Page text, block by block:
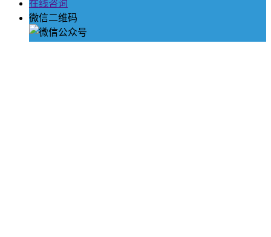
在线咨询
微信二维码